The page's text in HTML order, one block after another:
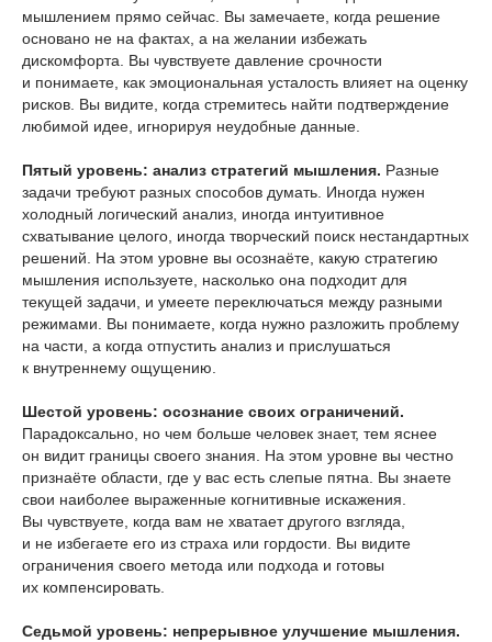
мышлением прямо сейчас. Вы замечаете, когда решение
основано не на фактах, а на желании избежать
дискомфорта. Вы чувствуете давление срочности
и понимаете, как эмоциональная усталость влияет на оценку
рисков. Вы видите, когда стремитесь найти подтверждение
любимой идее, игнорируя неудобные данные.
Пятый уровень: анализ стратегий мышления. Разные
задачи требуют разных способов думать. Иногда нужен
холодный логический анализ, иногда интуитивное
схватывание целого, иногда творческий поиск нестандартных
решений. На этом уровне вы осознаёте, какую стратегию
мышления используете, насколько она подходит для
текущей задачи, и умеете переключаться между разными
режимами. Вы понимаете, когда нужно разложить проблему
на части, а когда отпустить анализ и прислушаться
к внутреннему ощущению.
Шестой уровень: осознание своих ограничений.
Парадоксально, но чем больше человек знает, тем яснее
он видит границы своего знания. На этом уровне вы честно
признаёте области, где у вас есть слепые пятна. Вы знаете
свои наиболее выраженные когнитивные искажения.
Вы чувствуете, когда вам не хватает другого взгляда,
и не избегаете его из страха или гордости. Вы видите
ограничения своего метода или подхода и готовы
их компенсировать.
Седьмой уровень: непрерывное улучшение мышления.